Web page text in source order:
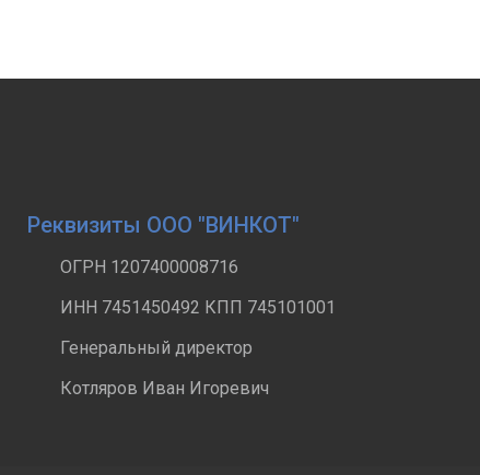
Реквизиты ООО "ВИНКОТ"
ОГРН 1207400008716
ИНН 7451450492 КПП 745101001
Генеральный директор
Котляров Иван Игоревич